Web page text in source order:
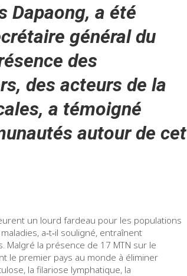
Dapaong, a été
général du
des
des acteurs de la
a témoigné
autour de cet
un lourd fardeau pour les populations
a‑t‑il souligné, entraînent
Malgré la présence de 17 MTN sur le
le premier pays au monde à éliminer
la filariose lymphatique, la